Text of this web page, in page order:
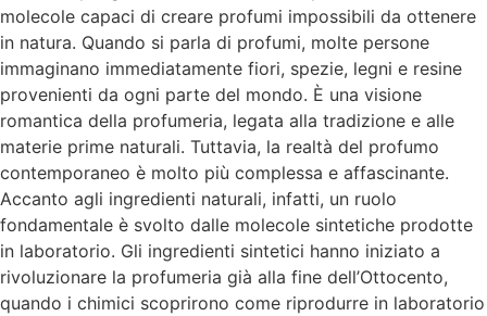
molecole capaci di creare profumi impossibili da ottenere
in natura. Quando si parla di profumi, molte persone
immaginano immediatamente fiori, spezie, legni e resine
provenienti da ogni parte del mondo. È una visione
romantica della profumeria, legata alla tradizione e alle
materie prime naturali. Tuttavia, la realtà del profumo
contemporaneo è molto più complessa e affascinante.
Accanto agli ingredienti naturali, infatti, un ruolo
fondamentale è svolto dalle molecole sintetiche prodotte
in laboratorio. Gli ingredienti sintetici hanno iniziato a
rivoluzionare la profumeria già alla fine dell’Ottocento,
quando i chimici scoprirono come riprodurre in laboratorio